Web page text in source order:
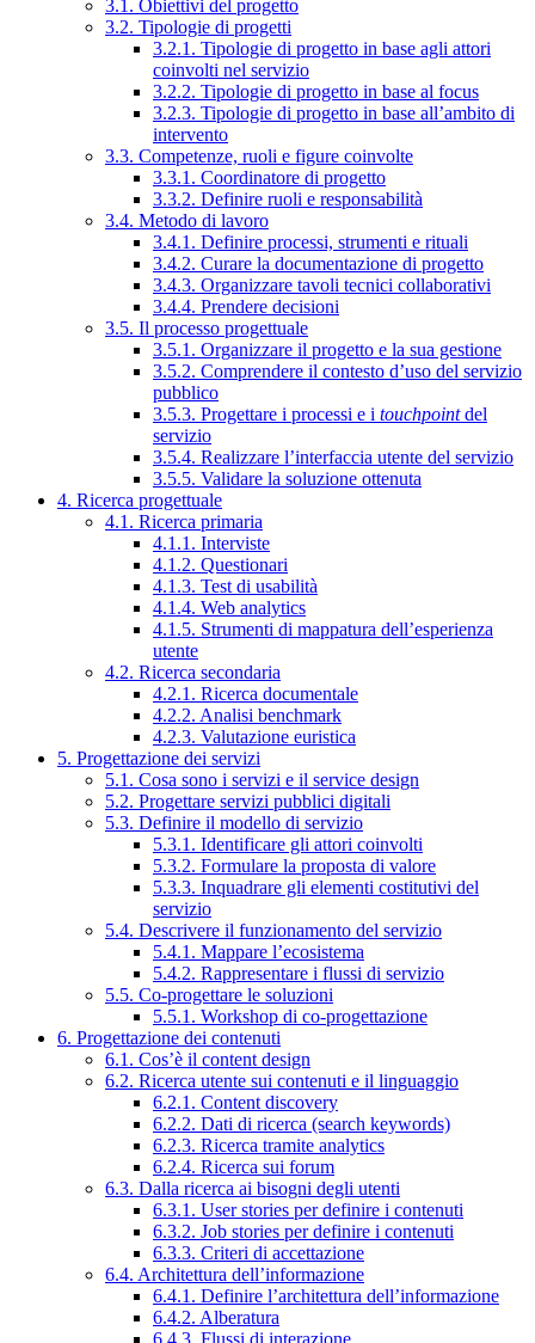
3.1. Obiettivi del progetto
3.2. Tipologie di progetti
3.2.1. Tipologie di progetto in base agli attori
coinvolti nel servizio
3.2.2. Tipologie di progetto in base al focus
3.2.3. Tipologie di progetto in base all’ambito di
intervento
3.3. Competenze, ruoli e figure coinvolte
3.3.1. Coordinatore di progetto
3.3.2. Definire ruoli e responsabilità
3.4. Metodo di lavoro
3.4.1. Definire processi, strumenti e rituali
3.4.2. Curare la documentazione di progetto
3.4.3. Organizzare tavoli tecnici collaborativi
3.4.4. Prendere decisioni
3.5. Il processo progettuale
3.5.1. Organizzare il progetto e la sua gestione
3.5.2. Comprendere il contesto d’uso del servizio
pubblico
3.5.3. Progettare i processi e i touchpointdel
servizio
3.5.4. Realizzare l’interfaccia utente del servizio
3.5.5. Validare la soluzione ottenuta
4. Ricerca progettuale
4.1. Ricerca primaria
4.1.1. Interviste
4.1.2. Questionari
4.1.3. Test di usabilità
4.1.4. Web analytics
4.1.5. Strumenti di mappatura dell’esperienza
utente
4.2. Ricerca secondaria
4.2.1. Ricerca documentale
4.2.2. Analisi benchmark
4.2.3. Valutazione euristica
5. Progettazione dei servizi
5.1. Cosa sono i servizi e il service design
5.2. Progettare servizi pubblici digitali
5.3. Definire il modello di servizio
5.3.1. Identificare gli attori coinvolti
5.3.2. Formulare la proposta di valore
5.3.3. Inquadrare gli elementi costitutivi del
servizio
5.4. Descrivere il funzionamento del servizio
5.4.1. Mappare l’ecosistema
5.4.2. Rappresentare i flussi di servizio
5.5. Co-progettare le soluzioni
5.5.1. Workshop di co-progettazione
6. Progettazione dei contenuti
6.1. Cos’è il content design
6.2. Ricerca utente sui contenuti e il linguaggio
6.2.1. Content discovery
6.2.2. Dati di ricerca (search keywords)
6.2.3. Ricerca tramite analytics
6.2.4. Ricerca sui forum
6.3. Dalla ricerca ai bisogni degli utenti
6.3.1. User stories per definire i contenuti
6.3.2. Job stories per definire i contenuti
6.3.3. Criteri di accettazione
6.4. Architettura dell’informazione
6.4.1. Definire l’architettura dell’informazione
6.4.2. Alberatura
6.4.3. Flussi di interazione